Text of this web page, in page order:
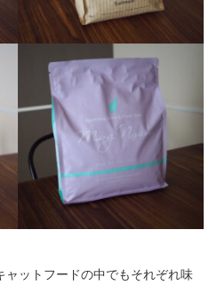
ットフードの中でもそれぞれ味